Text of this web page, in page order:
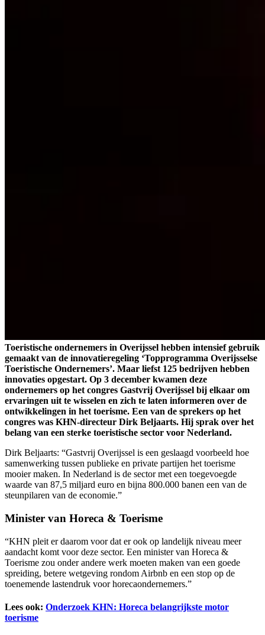
Toeristische ondernemers in Overijssel hebben intensief gebruik
gemaakt van de innovatieregeling ‘Topprogramma Overijsselse
Toeristische Ondernemers’. Maar liefst 125 bedrijven hebben
innovaties opgestart. Op 3 december kwamen deze
ondernemers op het congres Gastvrij Overijssel bij elkaar om
ervaringen uit te wisselen en zich te laten informeren over de
ontwikkelingen in het toerisme. Een van de sprekers op het
congres was KHN-directeur Dirk Beljaarts. Hij sprak over het
belang van een sterke toeristische sector voor Nederland.
Dirk Beljaarts: “Gastvrij Overijssel is een geslaagd voorbeeld hoe
samenwerking tussen publieke en private partijen het toerisme
mooier maken. In Nederland is de sector met een toegevoegde
waarde van 87,5 miljard euro en bijna 800.000 banen een van de
steunpilaren van de economie.”
Minister van Horeca & Toerisme
“KHN pleit er daarom voor dat er ook op landelijk niveau meer
aandacht komt voor deze sector. Een minister van Horeca &
Toerisme zou onder andere werk moeten maken van een goede
spreiding, betere wetgeving rondom Airbnb en een stop op de
toenemende lastendruk voor horecaondernemers.”
Lees ook: Onderzoek KHN: Horeca belangrijkste motor
toerisme